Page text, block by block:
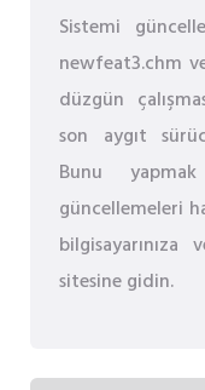
Sistemi
newfeat3.chm
düzgün
son aygıt
Bunu
güncellemeleri
sitesine gidin.